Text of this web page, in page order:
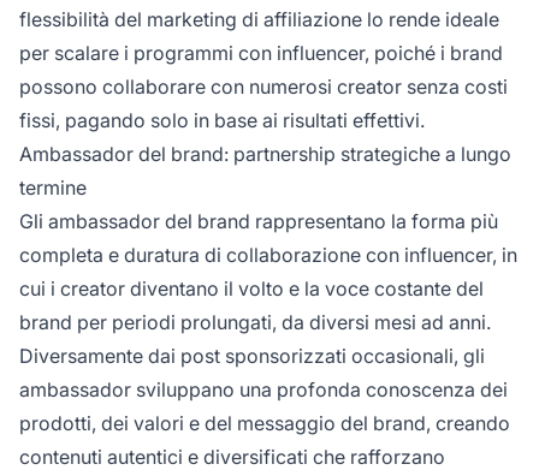
flessibilità del marketing di affiliazione lo rende ideale
per scalare i programmi con influencer, poiché i brand
possono collaborare con numerosi creator senza costi
fissi, pagando solo in base ai risultati effettivi.
Ambassador del brand: partnership strategiche a lungo
termine
Gli ambassador del brand rappresentano la forma più
completa e duratura di collaborazione con influencer, in
cui i creator diventano il volto e la voce costante del
brand per periodi prolungati, da diversi mesi ad anni.
Diversamente dai post sponsorizzati occasionali, gli
ambassador sviluppano una profonda conoscenza dei
prodotti, dei valori e del messaggio del brand, creando
contenuti autentici e diversificati che rafforzano